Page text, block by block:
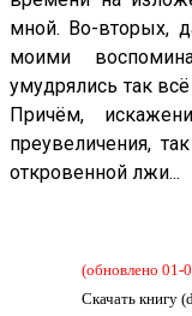
мной. Во-вторых,
моими
умудрялись так
Причём,
преувеличения,
откровенной лжи...
(обновлено 01-
Скачать книгу